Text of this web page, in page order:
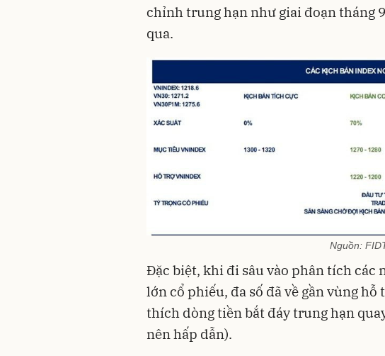
chỉnh trung hạn như giai đoạn tháng
qua.
Nguồn:
Đặc biệt, khi đi sâu vào phân tích
lớn cổ phiếu, đa số đã về gần vùng
thích dòng tiền bắt đáy trung hạn
nên hấp dẫn).